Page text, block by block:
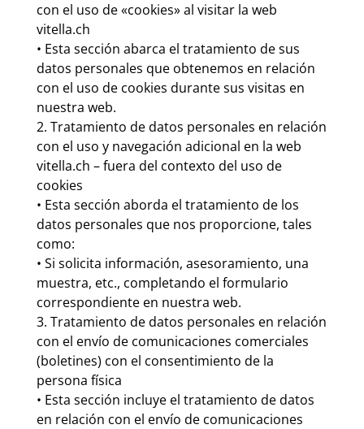
con el uso de «cookies» al visitar la web
vitella.ch
• Esta sección abarca el tratamiento de sus
datos personales que obtenemos en relación
con el uso de cookies durante sus visitas en
nuestra web.
2. Tratamiento de datos personales en relación
con el uso y navegación adicional en la web
vitella.ch – fuera del contexto del uso de
cookies
• Esta sección aborda el tratamiento de los
datos personales que nos proporcione, tales
como:
• Si solicita información, asesoramiento, una
muestra, etc., completando el formulario
correspondiente en nuestra web.
3. Tratamiento de datos personales en relación
con el envío de comunicaciones comerciales
(boletines) con el consentimiento de la
persona física
• Esta sección incluye el tratamiento de datos
en relación con el envío de comunicaciones